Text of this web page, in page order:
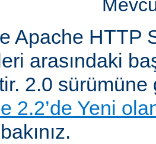
Apache HTTP
arasındaki
2.0
2.2’de Yeni